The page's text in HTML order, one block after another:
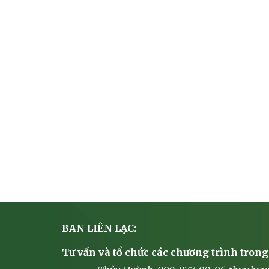
BAN LIÊN LẠC:
Tư vấn và tổ chức các chương trình